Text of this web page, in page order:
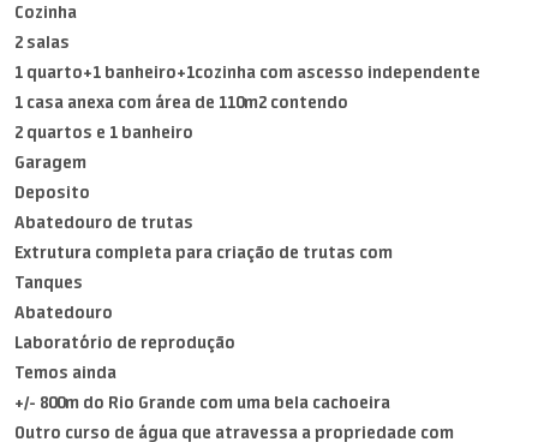
Cozinha
2 salas
1 quarto+1 banheiro+1cozinha com ascesso independente
1 casa anexa com área de 110m2 contendo
2 quartos e 1 banheiro
Garagem
Deposito
Abatedouro de trutas
Extrutura completa para criação de trutas com
Tanques
Abatedouro
Laboratório de reprodução
Temos ainda
+/- 800m do Rio Grande com uma bela cachoeira
Outro curso de água que atravessa a propriedade com